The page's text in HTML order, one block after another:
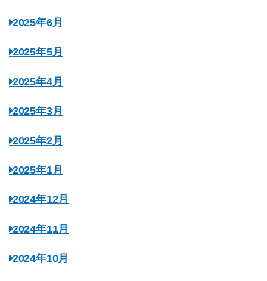
2025年6月
2025年5月
2025年4月
2025年3月
2025年2月
2025年1月
2024年12月
2024年11月
2024年10月